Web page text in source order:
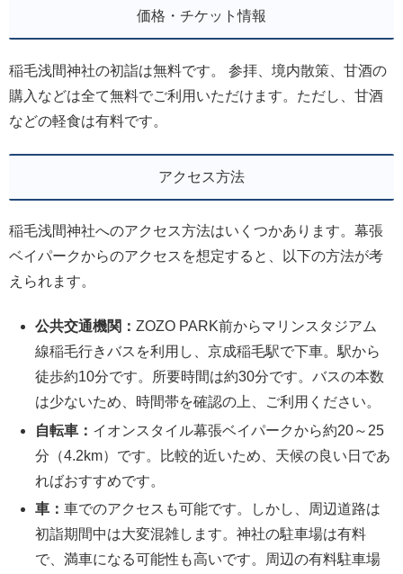
価格・チケット情報
稲毛浅間神社の初詣は無料です。 参拝、境内散策、甘酒の
購入などは全て無料でご利用いただけます。ただし、甘酒
などの軽食は有料です。
アクセス方法
稲毛浅間神社へのアクセス方法はいくつかあります。幕張
ベイパークからのアクセスを想定すると、以下の方法が考
えられます。
公共交通機関：ZOZO PARK前からマリンスタジアム
線稲毛行きバスを利用し、京成稲毛駅で下車。駅から
徒歩約10分です。所要時間は約30分です。バスの本数
は少ないため、時間帯を確認の上、ご利用ください。
自転車： イオンスタイル幕張ベイパークから約20～25
分（4.2km）です。比較的近いため、天候の良い日であ
ればおすすめです。
車：車でのアクセスも可能です。しかし、周辺道路は
初詣期間中は大変混雑します。神社の駐車場は有料
で、満車になる可能性も高いです。周辺の有料駐車場